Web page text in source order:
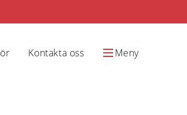
Kontakta oss Meny